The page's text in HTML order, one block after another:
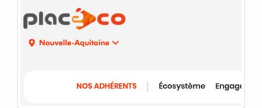
mars 2019 (4)
février 2019 (3)
janvier 2019 (5)